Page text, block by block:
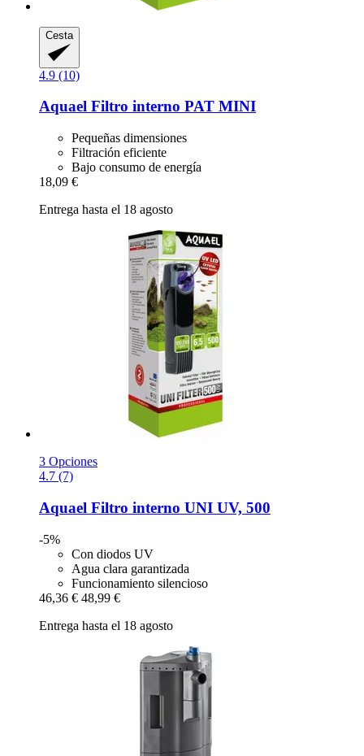
Cesta
4.9 (10)
Aquael Filtro interno PAT MINI
Pequeñas dimensiones
Filtración eficiente
Bajo consumo de energía
18,09 €
Entrega hasta el 18 agosto
3 Opciones
4.7 (7)
Aquael Filtro interno UNI UV, 500
-5%
Con diodos UV
Agua clara garantizada
Funcionamiento silencioso
46,36 € 48,99 €
Entrega hasta el 18 agosto